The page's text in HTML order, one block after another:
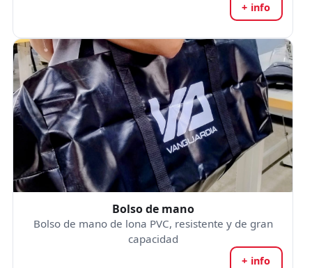
+ info
Bolso de mano
Bolso de mano de lona PVC, resistente y de gran
capacidad
+ info